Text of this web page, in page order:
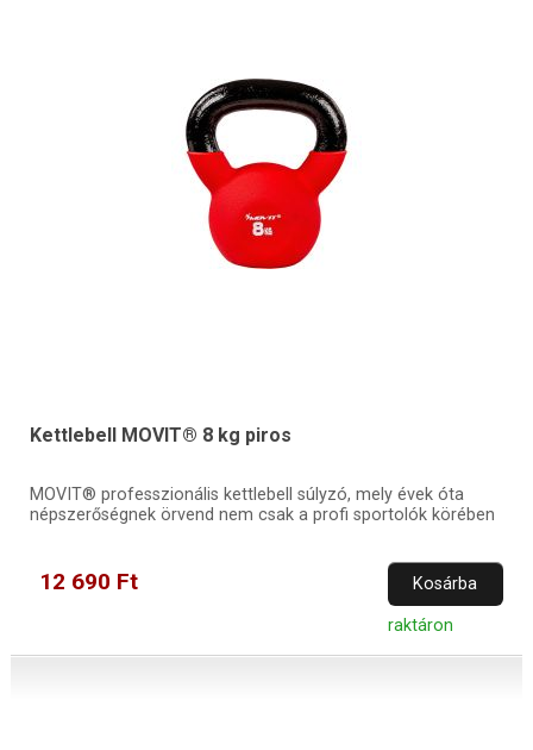
Kettlebell MOVIT® 8 kg piros
MOVIT® professzionális kettlebell súlyzó, mely évek óta
népszerőségnek örvend nem csak a profi sportolók körében
12 690 Ft Kosárba
raktáron